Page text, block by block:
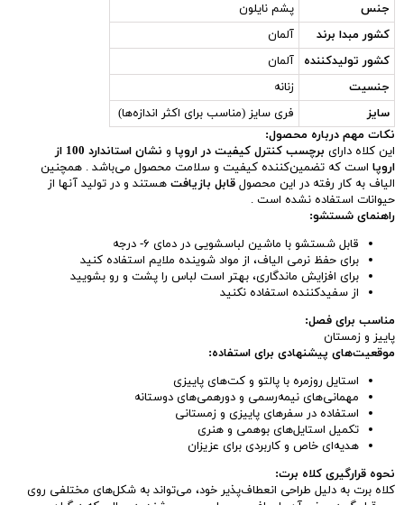
جنس
پشم نایلون
کشور مبدا برند
آلمان
کشور تولیدکننده
آلمان
جنسیت
زنانه
سایز
فری سایز (مناسب برای اکثر اندازه‌ها)
نکات مهم درباره محصول:
این کلاه دارای برچسب کنترل کیفیت در اروپا و
نشان استاندارد 100 از
اروپا است که تضمین‌کننده کیفیت و سلامت محصول می‌باشد . همچنین
الیاف به کار رفته در این محصولقابل بازیافت هستند و در تولید آنها از
حیوانات استفاده نشده است .
راهنمای شستشو:
قابل شستشو با ماشین لباسشویی در دمای ۶- درجه
برای حفظ نرمی الیاف، از مواد شوینده ملایم استفاده کنید
برای افزایش ماندگاری، بهتر است لباس را پشت و رو بشویید
از سفیدکننده استفاده نکنید
مناسب برای فصل:
پاییز و زمستان
موقعیت‌های پیشنهادی برای استفاده:
استایل روزمره با پالتو و کت‌های پاییزی
مهمانی‌های نیمه‌رسمی و دورهمی‌های دوستانه
استفاده در سفرهای پاییزی و زمستانی
تکمیل استایل‌های بوهمی و هنری
هدیه‌ای خاص و کاربردی برای عزیزان
نحوه قرارگیری کلاه برت:
کلاه برت به دلیل طراحی انعطاف‌پذیر خود، می‌تواند به شکل‌های مختلفی روی